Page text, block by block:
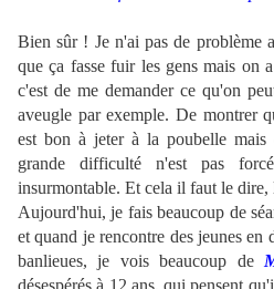
Bien sûr ! Je n'ai pas de problème
que ça fasse fuir les gens mais on
c'est de me demander ce qu'on
aveugle par exemple. De montrer
est bon à jeter à la poubelle
grande difficulté n'est pas
insurmontable. Et cela il faut le dire,
Aujourd'hui, je fais beaucoup de
et quand je rencontre des jeunes
banlieues, je vois beaucoup de
désespérés à 12 ans, qui pensent